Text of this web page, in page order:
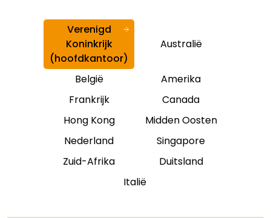
Verenigd
Koninkrijk
(hoofdkantoor)
Australië
België
Amerika
Frankrijk
Canada
Hong Kong
Midden Oosten
Nederland
Singapore
Zuid-Afrika
Duitsland
Italië